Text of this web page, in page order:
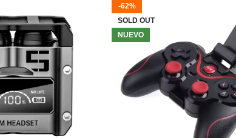
-62%
SOLD OUT
NUEVO